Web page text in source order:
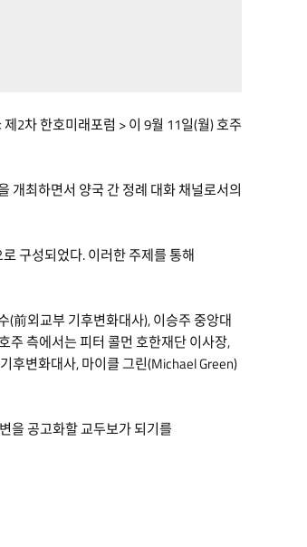
2차 한호미래포럼 > 이 9월 11일(월) 호주
개최하면서 양국 간 정례 대화 채널로서의
구성되었다. 이러한 주제를 통해
(前외교부 기후변화대사), 이승주 중앙대
주 측에서는 피터 콜먼 호한재단 이사장,
후변화대사, 마이클 그린(Michael Green)
을 공고화할 교두보가 되기를